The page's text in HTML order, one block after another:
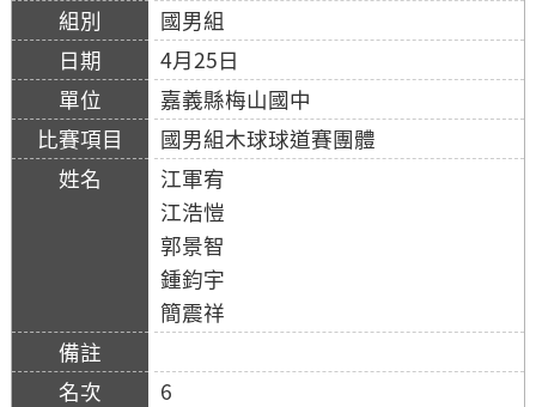
國男組
4月25日
嘉義縣梅山國中
國男組木球球道賽團體
江軍宥
江浩愷
郭景智
鍾鈞宇
簡震祥
6